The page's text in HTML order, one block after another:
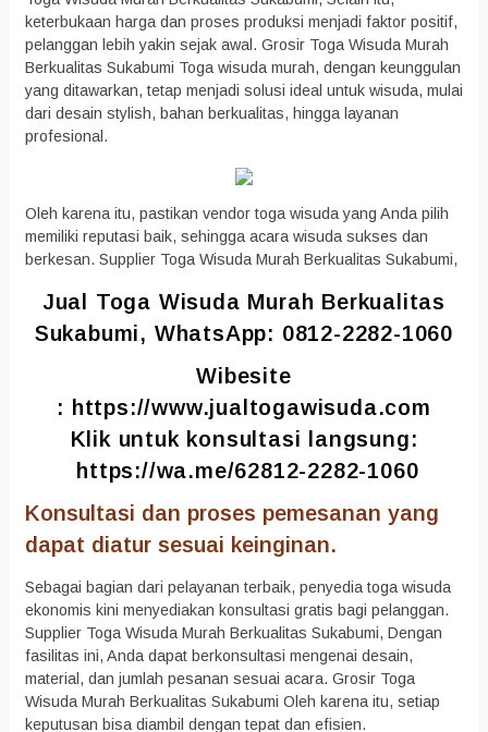
keterbukaan harga dan proses produksi menjadi faktor positif,
pelanggan lebih yakin sejak awal. Grosir Toga Wisuda Murah
Berkualitas Sukabumi Toga wisuda murah, dengan keunggulan
yang ditawarkan, tetap menjadi solusi ideal untuk wisuda, mulai
dari desain stylish, bahan berkualitas, hingga layanan
profesional.
Oleh karena itu, pastikan vendor toga wisuda yang Anda pilih
memiliki reputasi baik, sehingga acara wisuda sukses dan
berkesan. Supplier Toga Wisuda Murah Berkualitas Sukabumi,
Jual Toga Wisuda Murah Berkualitas
Sukabumi, WhatsApp: 0812-2282-1060
Wibesite
: https://www.jualtogawisuda.com
Klik untuk konsultasi langsung:
https://wa.me/62812-2282-1060
Konsultasi dan proses pemesanan yang
dapat diatur sesuai keinginan.
Sebagai bagian dari pelayanan terbaik, penyedia toga wisuda
ekonomis kini menyediakan konsultasi gratis bagi pelanggan.
Supplier Toga Wisuda Murah Berkualitas Sukabumi, Dengan
fasilitas ini, Anda dapat berkonsultasi mengenai desain,
material, dan jumlah pesanan sesuai acara. Grosir Toga
Wisuda Murah Berkualitas Sukabumi Oleh karena itu, setiap
keputusan bisa diambil dengan tepat dan efisien.